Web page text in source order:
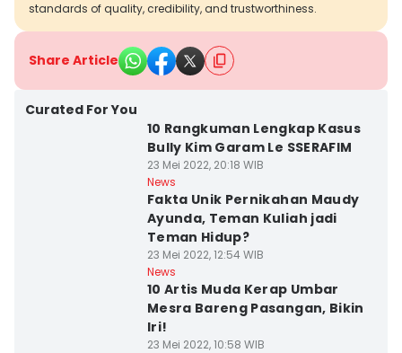
standards of quality, credibility, and trustworthiness.
Share Article
Curated For You
10 Rangkuman Lengkap Kasus
Bully Kim Garam Le SSERAFIM
23 Mei 2022, 20:18 WIB
News
Fakta Unik Pernikahan Maudy
Ayunda, Teman Kuliah jadi
Teman Hidup?
23 Mei 2022, 12:54 WIB
News
10 Artis Muda Kerap Umbar
Mesra Bareng Pasangan, Bikin
Iri!
23 Mei 2022, 10:58 WIB